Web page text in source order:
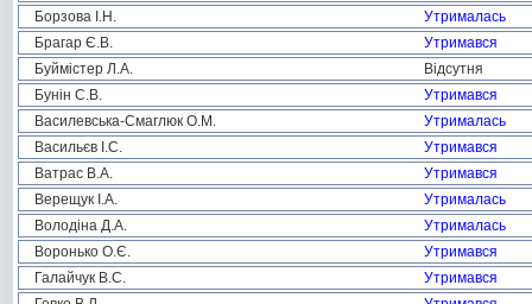
Борзова І.Н.
Утрималась
Брагар Є.В.
Утримався
Буймістер Л.А.
Відсутня
Бунін С.В.
Утримався
Василевська-Смаглюк О.М.
Утрималась
Васильєв І.С.
Утримався
Ватрас В.А.
Утримався
Верещук І.А.
Утрималась
Володіна Д.А.
Утрималась
Воронько О.Є.
Утримався
Галайчук В.С.
Утримався